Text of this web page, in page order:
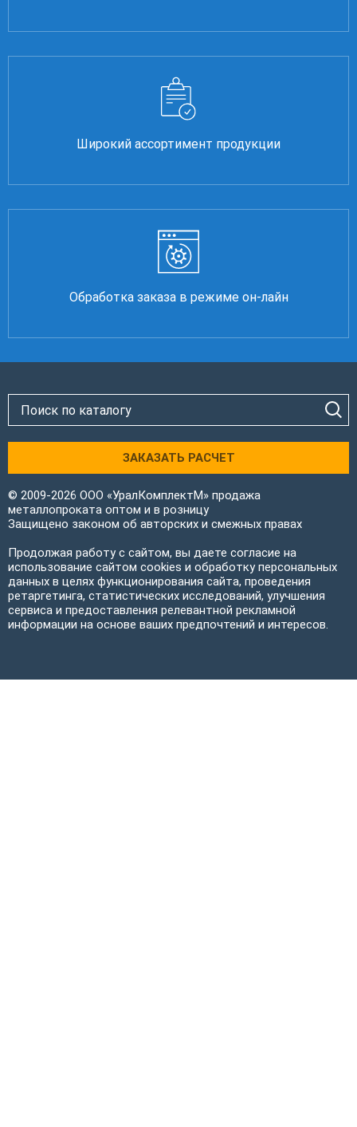
Широкий ассортимент продукции
Обработка заказа в режиме он-лайн
ЗАКАЗАТЬ РАСЧЕТ
© 2009-2026 ООО «УралКомплектМ» продажа
металлопроката оптом и в розницу
Защищено законом об авторских и смежных правах
Продолжая работу с сайтом, вы даете согласие на
использование сайтом cookies и обработку персональных
данных в целях функционирования сайта, проведения
ретаргетинга, статистических исследований, улучшения
сервиса и предоставления релевантной рекламной
информации на основе ваших предпочтений и интересов.